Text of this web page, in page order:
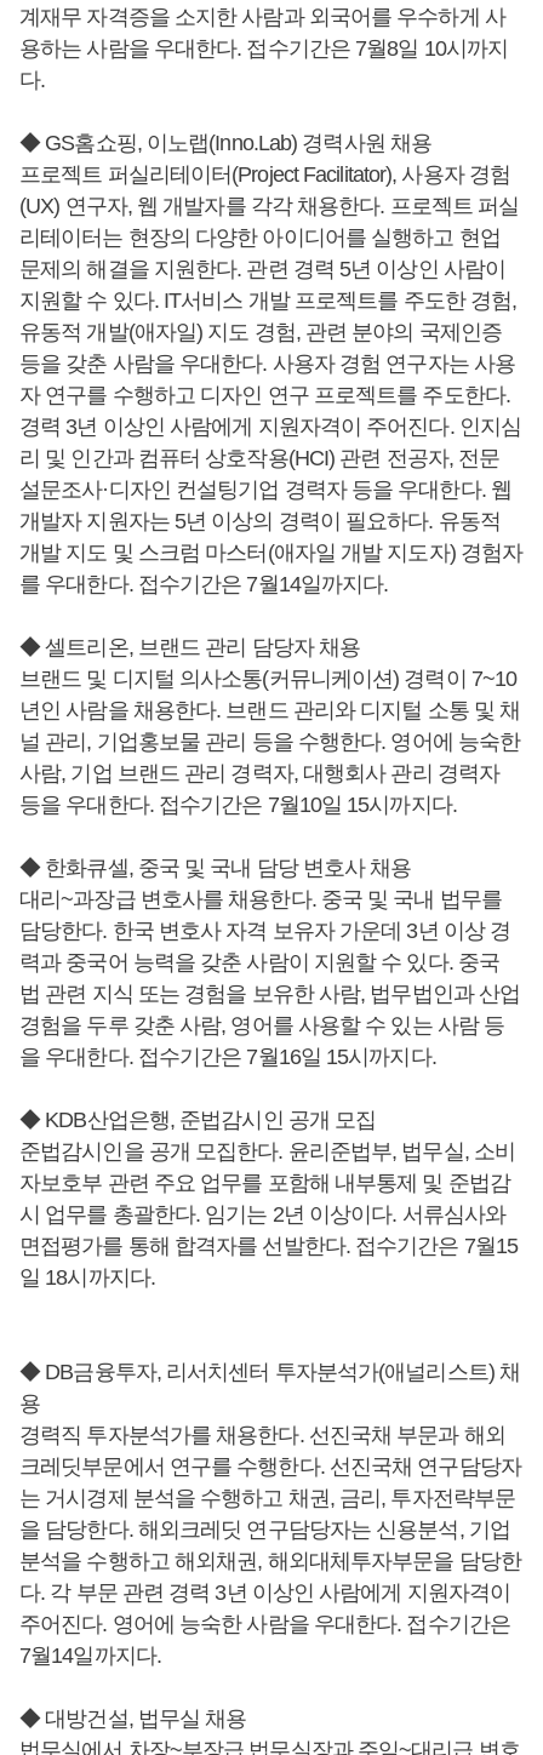
계재무 자격증을 소지한 사람과 외국어를 우수하게 사
용하는 사람을 우대한다. 접수기간은 7월8일 10시까지
다.
◆ GS홈쇼핑, 이노랩(Inno.Lab) 경력사원 채용
프로젝트 퍼실리테이터(Project Facilitator), 사용자 경험
(UX) 연구자, 웹 개발자를 각각 채용한다. 프로젝트 퍼실
리테이터는 현장의 다양한 아이디어를 실행하고 현업
문제의 해결을 지원한다. 관련 경력 5년 이상인 사람이
지원할 수 있다. IT서비스 개발 프로젝트를 주도한 경험,
유동적 개발(애자일) 지도 경험, 관련 분야의 국제인증
등을 갖춘 사람을 우대한다. 사용자 경험 연구자는 사용
자 연구를 수행하고 디자인 연구 프로젝트를 주도한다.
경력 3년 이상인 사람에게 지원자격이 주어진다. 인지심
리 및 인간과 컴퓨터 상호작용(HCI) 관련 전공자, 전문
설문조사·디자인 컨설팅기업 경력자 등을 우대한다. 웹
개발자 지원자는 5년 이상의 경력이 필요하다. 유동적
개발 지도 및 스크럼 마스터(애자일 개발 지도자) 경험자
를 우대한다. 접수기간은 7월14일까지다.
◆ 셀트리온, 브랜드 관리 담당자 채용
브랜드 및 디지털 의사소통(커뮤니케이션) 경력이 7~10
년인 사람을 채용한다. 브랜드 관리와 디지털 소통 및 채
널 관리, 기업홍보물 관리 등을 수행한다. 영어에 능숙한
사람, 기업 브랜드 관리 경력자, 대행회사 관리 경력자
등을 우대한다. 접수기간은 7월10일 15시까지다.
◆ 한화큐셀, 중국 및 국내 담당 변호사 채용
대리~과장급 변호사를 채용한다. 중국 및 국내 법무를
담당한다. 한국 변호사 자격 보유자 가운데 3년 이상 경
력과 중국어 능력을 갖춘 사람이 지원할 수 있다. 중국
법 관련 지식 또는 경험을 보유한 사람, 법무법인과 산업
경험을 두루 갖춘 사람, 영어를 사용할 수 있는 사람 등
을 우대한다. 접수기간은 7월16일 15시까지다.
◆ KDB산업은행, 준법감시인 공개 모집
준법감시인을 공개 모집한다. 윤리준법부, 법무실, 소비
자보호부 관련 주요 업무를 포함해 내부통제 및 준법감
시 업무를 총괄한다. 임기는 2년 이상이다. 서류심사와
면접평가를 통해 합격자를 선발한다. 접수기간은 7월15
일 18시까지다.
◆ DB금융투자, 리서치센터 투자분석가(애널리스트) 채
용
경력직 투자분석가를 채용한다. 선진국채 부문과 해외
크레딧부문에서 연구를 수행한다. 선진국채 연구담당자
는 거시경제 분석을 수행하고 채권, 금리, 투자전략부문
을 담당한다. 해외크레딧 연구담당자는 신용분석, 기업
분석을 수행하고 해외채권, 해외대체투자부문을 담당한
다. 각 부문 관련 경력 3년 이상인 사람에게 지원자격이
주어진다. 영어에 능숙한 사람을 우대한다. 접수기간은
7월14일까지다.
◆ 대방건설, 법무실 채용